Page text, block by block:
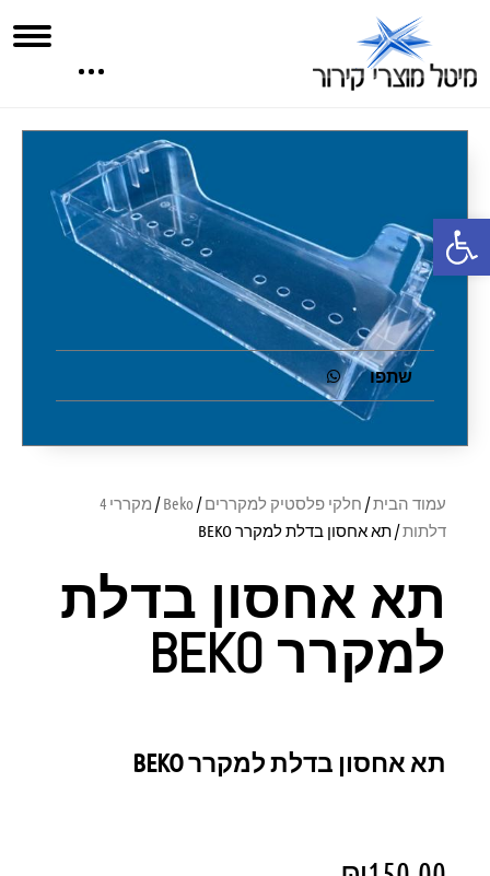
פתח סרגל נגישות
עמוד הבית/ חלקי פלסטיק למקררים/
Beko
/
מקררי 4
דלתות/ תא אחסון בדלת למקרר BEKO
תא אחסון בדלת
למקרר BEKO
תא אחסון בדלת למקרר BEKO
שתפו